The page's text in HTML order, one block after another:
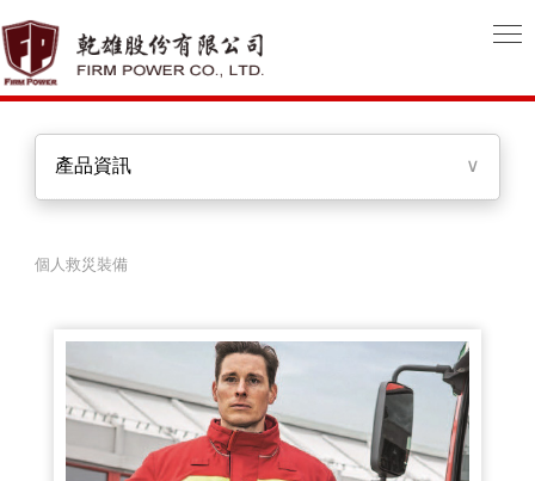
產品資訊 ∨
個人救災裝備